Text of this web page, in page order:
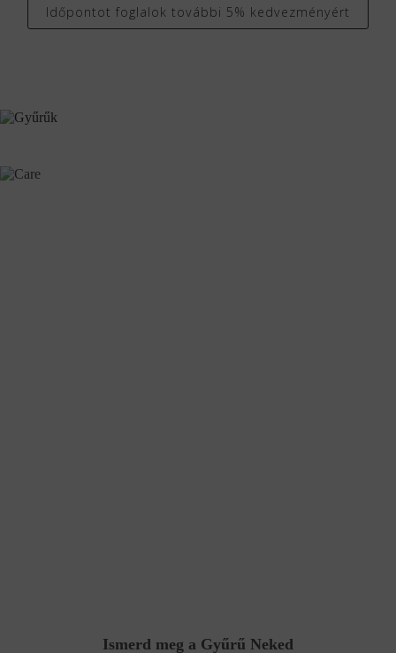
Időpontot foglalok további 5% kedvezményért
Ismerd meg a Gyűrű Neked